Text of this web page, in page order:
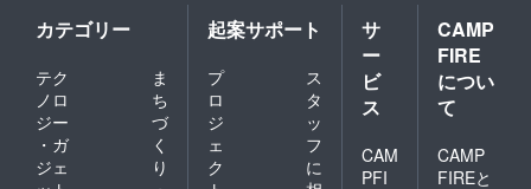
カテゴリー
テク
ノロ
ジー
・ガ
ジェ
ま
ち
づ
く
り
起案サポート
プ
ロ
ジ
ェ
ク
ス
タ
ッ
フ
に
サ
ー
ビ
ス
CAM
PFI
CAMP
FIRE
につい
て
CAMP
FIREと